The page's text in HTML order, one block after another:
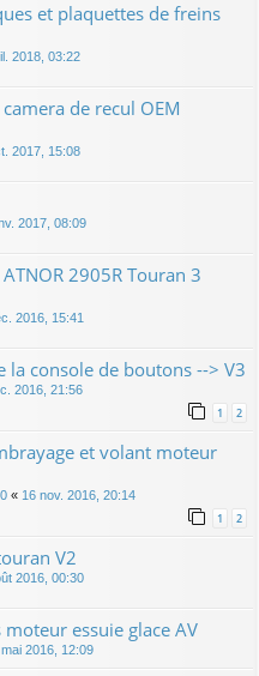
et plaquettes de freins
2018, 03:22
de recul OEM
2017, 15:08
2017, 08:09
2905R Touran 3
2016, 15:41
la console de boutons --> V3
2016, 21:56
1 2
et volant moteur
« 16 nov. 2016, 20:14
1 2
V2
2016, 00:30
essuie glace AV
2016, 12:09